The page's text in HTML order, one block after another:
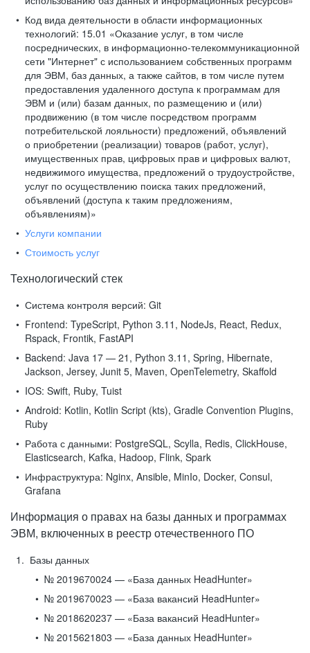
Код вида деятельности в области информационных
технологий: 15.01 «Оказание услуг, в том числе
посреднических, в информационно-телекоммуникационной
сети "Интернет" с использованием собственных программ
для ЭВМ, баз данных, а также сайтов, в том числе путем
предоставления удаленного доступа к программам для
ЭВМ и (или) базам данных, по размещению и (или)
продвижению (в том числе посредством программ
потребительской лояльности) предложений, объявлений
о приобретении (реализации) товаров (работ, услуг),
имущественных прав, цифровых прав и цифровых валют,
недвижимого имущества, предложений о трудоустройстве,
услуг по осуществлению поиска таких предложений,
объявлений (доступа к таким предложениям,
объявлениям)»
Услуги компании
Стоимость услуг
Технологический стек
Система контроля версий: Git
Frontend: TypeScript, Python 3.11, NodeJs, React, Redux,
Rspack, Frontik, FastAPI
Backend: Java 17 — 21, Python 3.11, Spring, Hibernate,
Jackson, Jersey, Junit 5, Maven, OpenTelemetry, Skaffold
IOS: Swift, Ruby, Tuist
Android: Kotlin, Kotlin Script (kts), Gradle Convention Plugins,
Ruby
Работа с данными: PostgreSQL, Scylla, Redis, ClickHouse,
Elasticsearch, Kafka, Hadoop, Flink, Spark
Инфраструктура: Nginx, Ansible, MinIo, Docker, Consul,
Grafana
Информация о правах на базы данных и программах
ЭВМ, включенных в реестр отечественного ПО
Базы данных
№ 2019670024 — «База данных HeadHunter»
№ 2019670023 — «База вакансий HeadHunter»
№ 2018620237 — «База вакансий HeadHunter»
№ 2015621803 — «База данных HeadHunter»